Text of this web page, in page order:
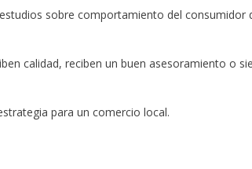
sobre comportamiento del
calidad, reciben un buen asesoramiento o
para un comercio local.